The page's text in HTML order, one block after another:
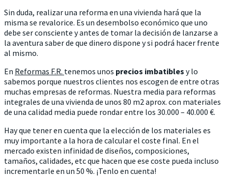
Sin duda, realizar una reforma en una vivienda hará que la
misma se revalorice. Es un desembolso económico que uno
debe ser consciente y antes de tomar la decisión de lanzarse a
la aventura saber de que dinero dispone y si podrá hacer frente
al mismo.
En Reformas F.R. tenemos unos precios imbatibles y lo
sabemos porque nuestros clientes nos escogen de entre otras
muchas empresas de reformas. Nuestra media para reformas
integrales de una vivienda de unos 80 m2 aprox. con materiales
de una calidad media puede rondar entre los 30.000 – 40.000 €.
Hay que tener en cuenta que la elección de los materiales es
muy importante a la hora de calcular el coste final. En el
mercado existen infinidad de diseños, composiciones,
tamaños, calidades, etc que hacen que ese coste pueda incluso
incrementarle en un 50 %. ¡Tenlo en cuenta!